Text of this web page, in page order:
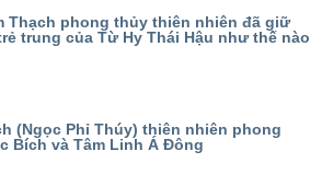
Thạch phong thủy thiên nhiên đã giữ
trung của Từ Hy Thái Hậu như thế nào
(Ngọc Phỉ Thúy) thiên nhiên phong
Bích và Tâm Linh Á Đông